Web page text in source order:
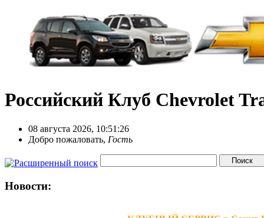
Российский Клуб Chevrolet
08 августа 2026, 10:51:26
Добро пожаловать, Гость
Новости: